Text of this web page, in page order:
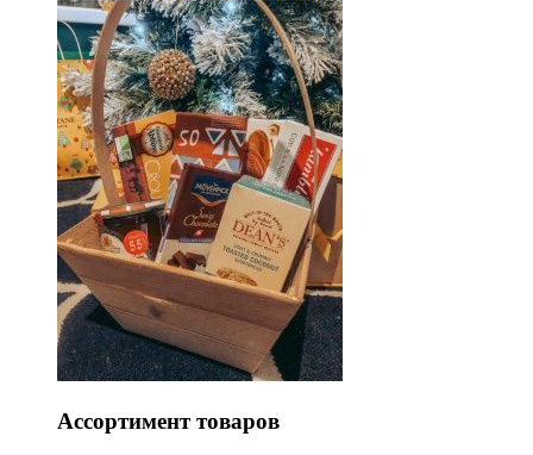
Ассортимент товаров